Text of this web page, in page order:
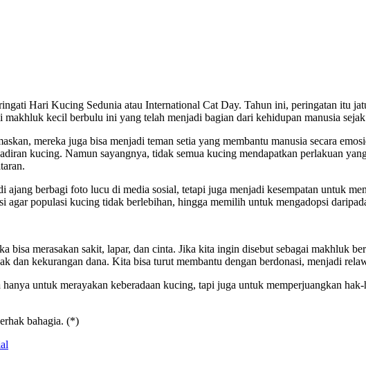
Hari Kucing Sedunia atau International Cat Day. Tahun ini, peringatan itu
kecil berbulu ini yang telah menjadi bagian dari kehidupan manusia
mereka juga bisa menjadi teman setia yang membantu manusia secara
kucing. Namun sayangnya, tidak semua kucing mendapatkan perlakuan
berbagi foto lucu di media sosial, tetapi juga menjadi kesempatan untuk
agar populasi kucing tidak berlebihan, hingga memilih untuk mengadopsi
merasakan sakit, lapar, dan cinta. Jika kita ingin disebut sebagai makhluk
dan kekurangan dana. Kita bisa turut membantu dengan berdonasi, menjadi
untuk merayakan keberadaan kucing, tapi juga untuk memperjuangkan
bahagia. (*)